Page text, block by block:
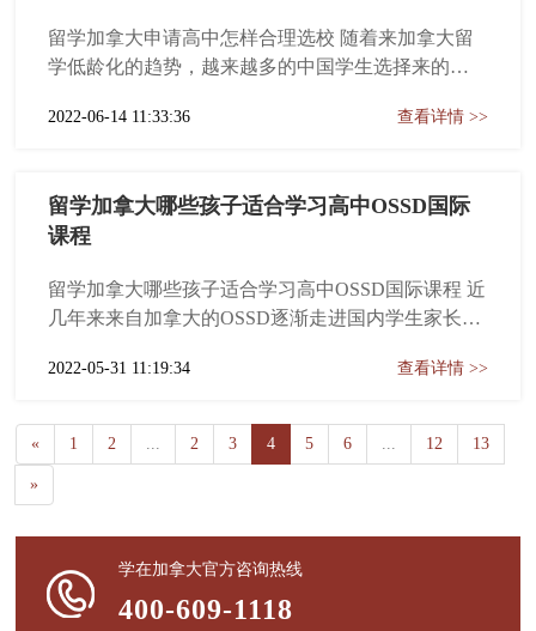
留学加拿大申请高中怎样合理选校 随着来加拿大留
学低龄化的趋势，越来越多的中国学生选择来的加
大高中留学及如何选校的问题，这里我们就为大家
制，小学1-6年级，中学7...
2022-06-14 11:33:36 查看详情 >>
留学加拿大哪些孩子适合学习高中OSSD国际
课程
留学加拿大哪些孩子适合学习高中OSSD国际课程 近
几年来来自加拿大的OSSD逐渐走进国内学生家长的
引了大批中国学生报读。OSSD课程作为全世界最先
试&rdquo;教育体制。OSSD以其优质严格的教学管
理...
2022-05-31 11:19:34 查看详情 >>
« 1 2 ... 2 3 4 5 6 ... 12 13
»
学在加拿大官方咨询热线
400-609-1118